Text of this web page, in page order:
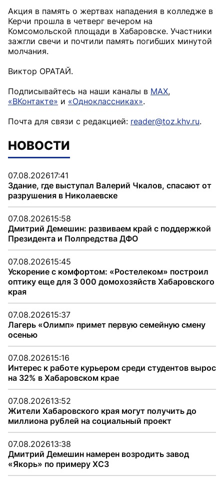
Акция в память о жертвах нападения в колледже в
Керчи прошла в четверг вечером на
Комсомольской площади в Хабаровске. Участники
зажгли свечи и почтили память погибших минутой
молчания.
Виктор ОРАТАЙ.
Подписывайтесь на наши каналы в MAX,
«ВКонтакте» и «Одноклассниках».
Почта для связи с редакцией: reader@toz.khv.ru.
НОВОСТИ
07.08.202617:41
Здание, где выступал Валерий Чкалов, спасают от
разрушения в Николаевске
07.08.202615:58
Дмитрий Демешин: развиваем край с поддержкой
Президента и Полпредства ДФО
07.08.202615:45
Ускорение с комфортом: «Ростелеком» построил
оптику еще для 3 000 домохозяйств Хабаровского
края
07.08.202615:37
Лагерь «Олимп» примет первую семейную смену
осенью
07.08.202615:16
Интерес к работе курьером среди студентов вырос
на 32% в Хабаровском крае
07.08.202613:52
Жители Хабаровского края могут получить до
миллиона рублей на социальный проект
07.08.202613:38
Дмитрий Демешин намерен возродить завод
«Якорь» по примеру ХСЗ